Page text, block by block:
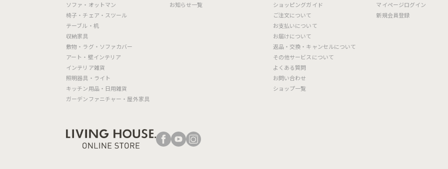
（左から）張地：S7E (ピンク) 脚：P175（ブラス）/張地：S7E (ピンク) 脚：P15（マットブラック）/張地：
ソファ・オットマン
椅子・チェア・スツール
テーブル・机
収納家具
敷物・ラグ・ソファカバー
アート・壁インテリア
インテリア雑貨
照明器具・ライト
キッチン用品・日用雑貨
ガーデンファニチャー・屋外家具
お知らせ一覧
ショッピングガイド
ご注文について
お支払いについて
お届けについて
返品・交換・キャンセルについて
その他サービスについて
よくある質問
お問い合わせ
ショップ一覧
マイページログイン
新規会員登録